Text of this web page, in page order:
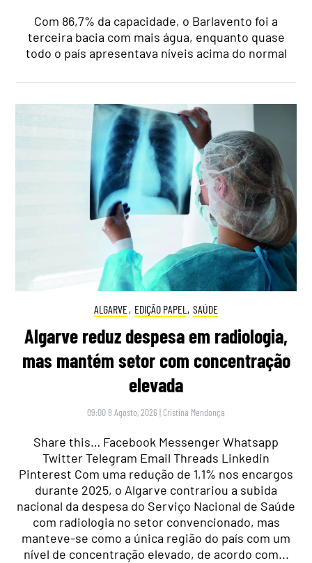
Com 86,7% da capacidade, o Barlavento foi a
terceira bacia com mais água, enquanto quase
todo o país apresentava níveis acima do normal
ALGARVE, EDIÇÃO PAPEL , SAÚDE
Algarve reduz despesa em radiologia,
mas mantém setor com concentração
elevada
09:00 8 Agosto, 2026 | Cristina Mendonça
Share this… Facebook Messenger Whatsapp
Twitter Telegram Email Threads Linkedin
Pinterest Com uma redução de 1,1% nos encargos
durante 2025, o Algarve contrariou a subida
nacional da despesa do Serviço Nacional de Saúde
com radiologia no setor convencionado, mas
manteve-se como a única região do país com um
nível de concentração elevado, de acordo com...